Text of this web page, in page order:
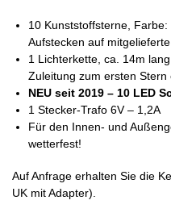
10 Kunststoffsterne,
Aufstecken auf
1 Lichterkette, ca. 14m
Zuleitung zum ersten
NEU seit 2019 – 10 LED
1 Stecker-Trafo 6V – 1,2A
Für den Innen- und
wetterfest!
Auf Anfrage erhalten Sie die
UK mit Adapter).